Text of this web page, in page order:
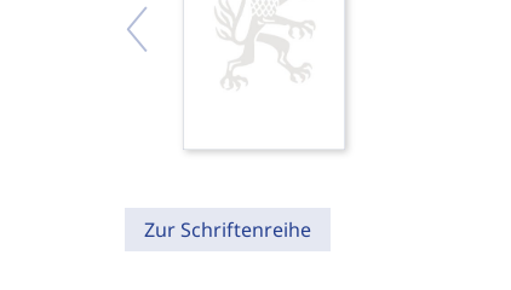
Zur Schriftenreihe